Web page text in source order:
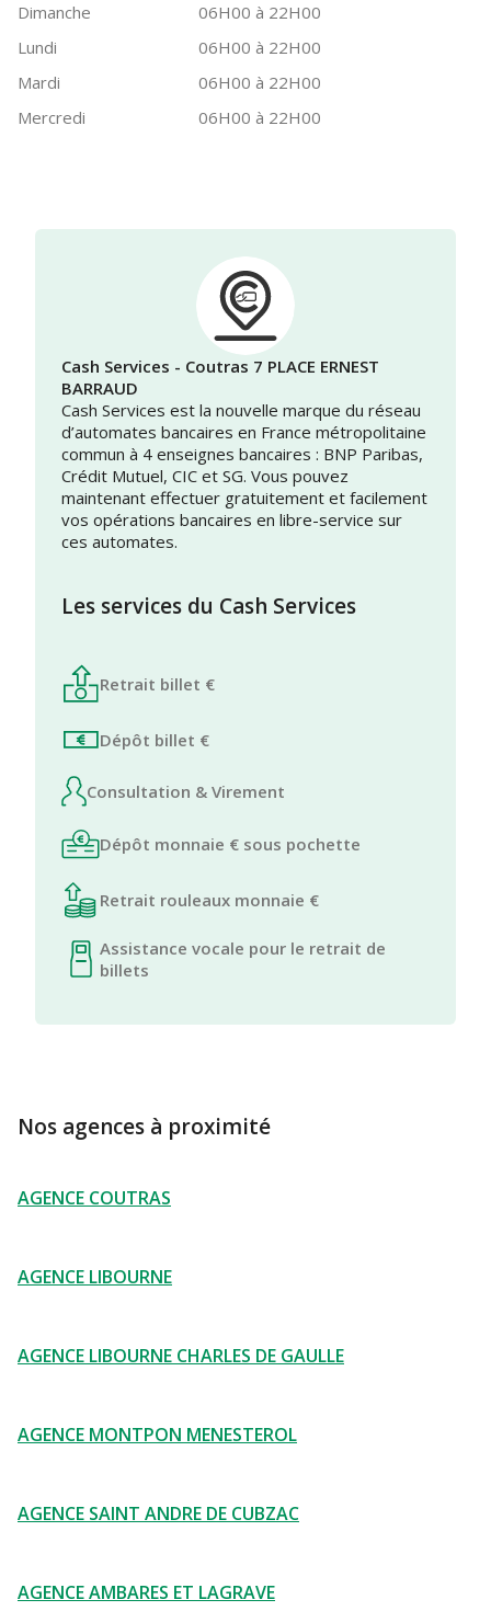
Dimanche
06H00 à 22H00
Lundi
06H00 à 22H00
Mardi
06H00 à 22H00
Mercredi
06H00 à 22H00
Cash Services - Coutras 7 PLACE ERNEST
BARRAUD
Cash Services est la nouvelle marque du réseau
d’automates bancaires en France métropolitaine
commun à 4 enseignes bancaires : BNP Paribas,
Crédit Mutuel, CIC et SG. Vous pouvez
maintenant effectuer gratuitement et facilement
vos opérations bancaires en libre-service sur
ces automates.
Les services du Cash Services
Retrait billet €
Dépôt billet €
Consultation & Virement
Dépôt monnaie € sous pochette
Retrait rouleaux monnaie €
Assistance vocale pour le retrait de
billets
Nos agences à proximité
AGENCE COUTRAS
AGENCE LIBOURNE
AGENCE LIBOURNE CHARLES DE GAULLE
AGENCE MONTPON MENESTEROL
AGENCE SAINT ANDRE DE CUBZAC
AGENCE AMBARES ET LAGRAVE